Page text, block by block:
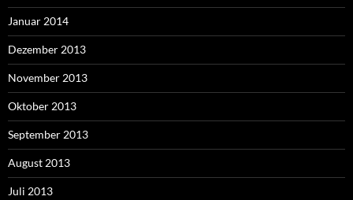
Januar 2014
Dezember 2013
November 2013
Oktober 2013
September 2013
August 2013
Juli 2013